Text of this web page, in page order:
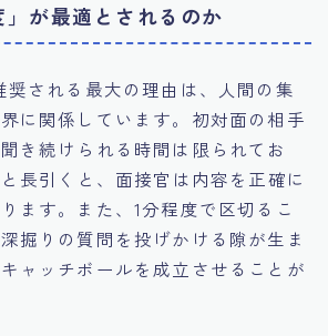
」が最適とされるのか
奨される最大の理由は、人間の集
に関係しています。初対面の相手
き続けられる時間は限られてお
長引くと、面接官は内容を正確に
ます。また、1分程度で区切るこ
掘りの質問を投げかける隙が生ま
ャッチボールを成立させることが